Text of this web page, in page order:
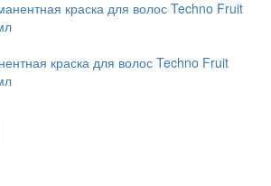
краска для волос Techno Fruit